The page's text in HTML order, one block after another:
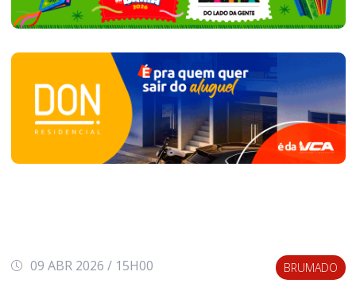
09 ABR 2026 / 15H00 BRUMADO